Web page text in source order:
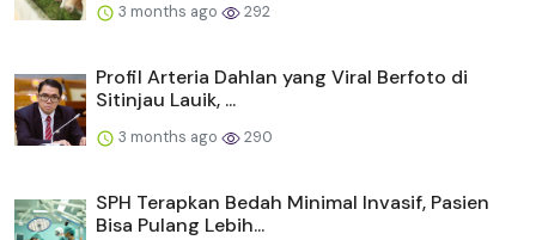
3 months ago 292
Profil Arteria Dahlan yang Viral Berfoto di
Sitinjau Lauik, ...
3 months ago 290
SPH Terapkan Bedah Minimal Invasif, Pasien
Bisa Pulang Lebih...